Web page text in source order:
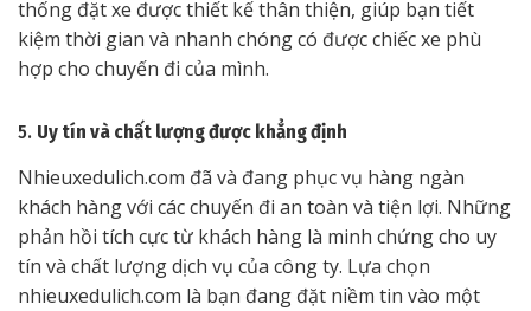
thống đặt xe được thiết kế thân thiện, giúp bạn tiết
kiệm thời gian và nhanh chóng có được chiếc xe phù
hợp cho chuyến đi của mình.
5. Uy tín và chất lượng được khẳng định
Nhieuxedulich.com đã và đang phục vụ hàng ngàn
khách hàng với các chuyến đi an toàn và tiện lợi. Những
phản hồi tích cực từ khách hàng là minh chứng cho uy
tín và chất lượng dịch vụ của công ty. Lựa chọn
nhieuxedulich.com là bạn đang đặt niềm tin vào một